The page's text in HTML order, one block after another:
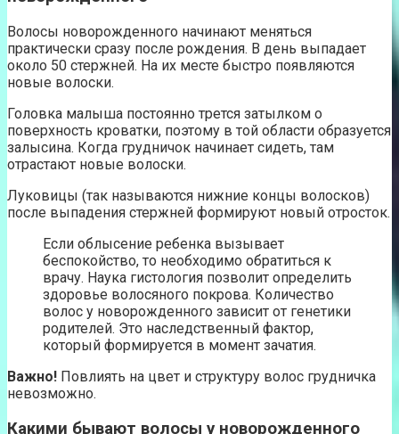
Волосы новорожденного начинают меняться
практически сразу после рождения. В день выпадает
около 50 стержней. На их месте быстро появляются
новые волоски.
Головка малыша постоянно трется затылком о
поверхность кроватки, поэтому в той области образуется
залысина. Когда грудничок начинает сидеть, там
отрастают новые волоски.
Луковицы (так называются нижние концы волосков)
после выпадения стержней формируют новый отросток.
Если облысение ребенка вызывает
беспокойство, то необходимо обратиться к
врачу. Наука гистология позволит определить
здоровье волосяного покрова. Количество
волос у новорожденного зависит от генетики
родителей. Это наследственный фактор,
который формируется в момент зачатия.
Важно! Повлиять на цвет и структуру волос грудничка
невозможно.
Какими бывают волосы у новорожденного